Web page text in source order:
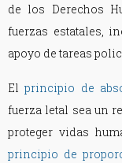
de los Derechos
fuerzas estatales,
apoyo de tareas
El principio de
fuerza letal sea un
proteger vidas
principio de